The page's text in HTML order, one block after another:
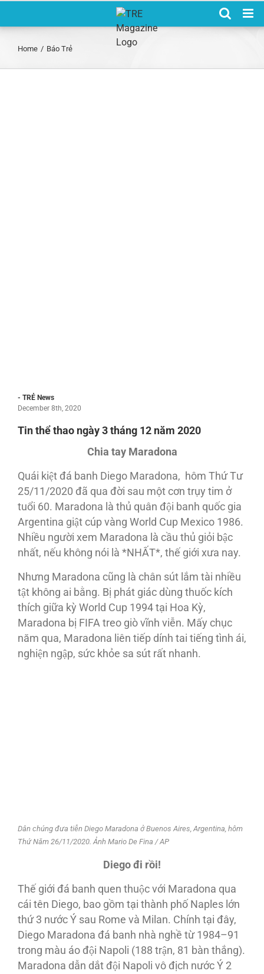
Home / Báo Trẻ
- TRẺ News
December 8th, 2020
Tin thể thao ngày 3 tháng 12 năm 2020
Chia tay Maradona
Quái kiệt đá banh Diego Maradona, hôm Thứ Tư
25/11/2020 đã qua đời sau một cơn trụy tim ở
tuổi 60. Maradona là thủ quân đội banh quốc gia
Argentina giật cúp vàng World Cup Mexico 1986.
Nhiều người xem Maradona là cầu thủ giỏi bậc
nhất, nếu không nói là *NHẤT*, thế giới xưa nay.
Nhưng Maradona cũng là chân sút lắm tài nhiều
tật không ai bằng. Bị phát giác dùng thuốc kích
thích giữa kỳ World Cup 1994 tại Hoa Kỳ,
Maradona bị FIFA treo giò vĩnh viễn. Mấy chục
năm qua, Maradona liên tiếp dính tai tiếng tình ái,
nghiện ngập, sức khỏe sa sút rất nhanh.
Dân chúng đưa tiễn Diego Maradona ở Buenos Aires, Argentina, hôm
Thứ Năm 26/11/2020. Ảnh Mario De Fina / AP
Diego đi rồi!
Thế giới đá banh quen thuộc với Maradona qua
cái tên Diego, bao gồm tại thành phố Naples lớn
thứ 3 nước Ý sau Rome và Milan. Chính tại đây,
Diego Maradona đá banh nhà nghề từ 1984–91
trong màu áo đội Napoli (188 trận, 81 bàn thắng).
Maradona dẫn dắt đội Napoli vô địch nước Ý 2